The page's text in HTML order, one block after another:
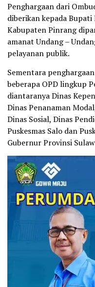
Penghargaan dari
diberikan kepada
Kabupaten Pinrang
amanat Undang –
pelayanan publik.
Sementara
beberapa OPD lingkup
diantaranya Dinas
Dinas Penanaman
Dinas Sosial, Dinas
Puskesmas Salo dan
Gubernur Provinsi